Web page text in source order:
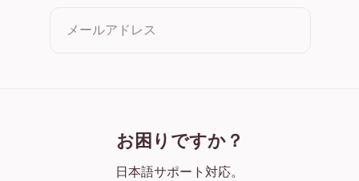
メールアドレス
お困りですか？
日本語サポート対応。